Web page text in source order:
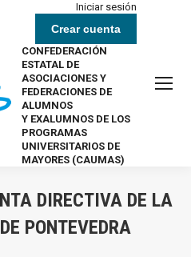
Iniciar sesión
Crear cuenta
CONFEDERACIÓN
ESTATAL DE
ASOCIACIONES Y
FEDERACIONES DE
ALUMNOS
Y EXALUMNOS DE LOS
PROGRAMAS
UNIVERSITARIOS DE
MAYORES (CAUMAS)
DIRECTIVA DE LA
PONTEVEDRA